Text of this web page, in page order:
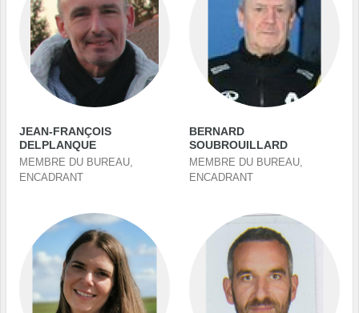
JEAN-FRANÇOIS
DELPLANQUE
MEMBRE DU BUREAU,
ENCADRANT
BERNARD
SOUBROUILLARD
MEMBRE DU BUREAU,
ENCADRANT